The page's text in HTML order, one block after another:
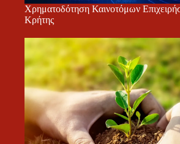
Χρηματοδότηση Καινοτόμων
Κρήτης